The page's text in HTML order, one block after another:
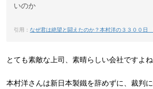
いのか
引用： なぜ君は絶望と闘えたのか？本村洋の３３００日
とても素敵な上司、素晴らしい会社ですよね
本村洋さんは新日本製鐵を辞めずに、裁判